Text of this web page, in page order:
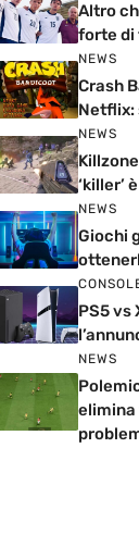
Altro
forte di
NEWS
Crash
Netflix:
NEWS
‘killer’
NEWS
Giochi
PS5 vs
NEWS
elimina